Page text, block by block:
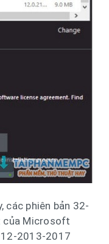
các phiên bản 32-
của Microsoft
2013-2017